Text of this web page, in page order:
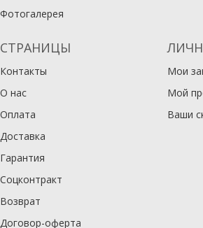
Фотогалерея
СТРАНИЦЫ
Контакты
О нас
Оплата
Доставка
Гарантия
Соцконтракт
Возврат
Договор-оферта
Мои
Мой
Ваши